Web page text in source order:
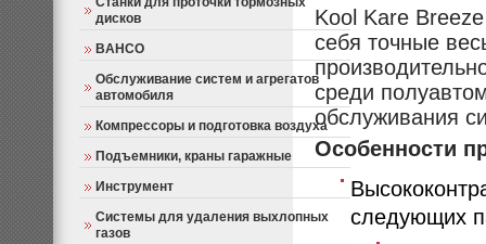
дисков
BAHCO
Обслуживание систем и агрегатов
автомобиля
Компрессоры и подготовка воздуха
Подъемники, краны гаражные
Инструмент
Системы для удаления выхлопных
газов
Kool Kare
себя точные
среди
обслуживания
Особенности
следующих